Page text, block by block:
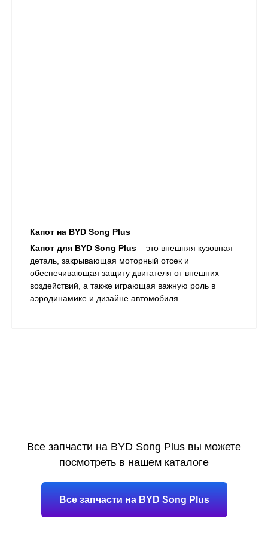
Капот на BYD Song Plus
Капот для BYD Song Plus – это внешняя кузовная
деталь, закрывающая моторный отсек и
обеспечивающая защиту двигателя от внешних
воздействий, а также играющая важную роль в
аэродинамике и дизайне автомобиля.
Все запчасти на BYD Song Plus вы можете
посмотреть в нашем каталоге
Все запчасти на BYD Song Plus